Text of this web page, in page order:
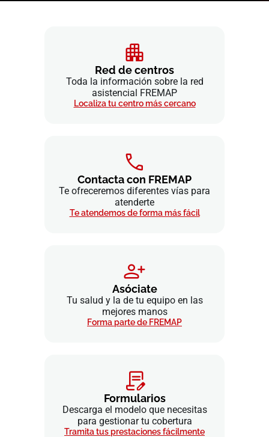
Red de centros
Toda la información sobre la red
asistencial FREMAP
Localiza tu centro más cercano
Contacta con FREMAP
Te ofreceremos diferentes vías para
atenderte
Te atendemos de forma más fácil
Asóciate
Tu salud y la de tu equipo en las
mejores manos
Forma parte de FREMAP
Formularios
Descarga el modelo que necesitas
para gestionar tu cobertura
Tramita tus prestaciones fácilmente